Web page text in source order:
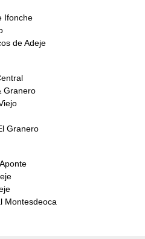
Ifonche
de Adeje
Granero
Granero
Montesdeoca